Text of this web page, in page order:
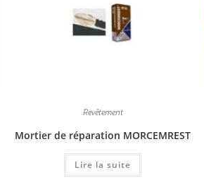
Revêtement
Mortier de réparation MORCEMREST
Lire la suite